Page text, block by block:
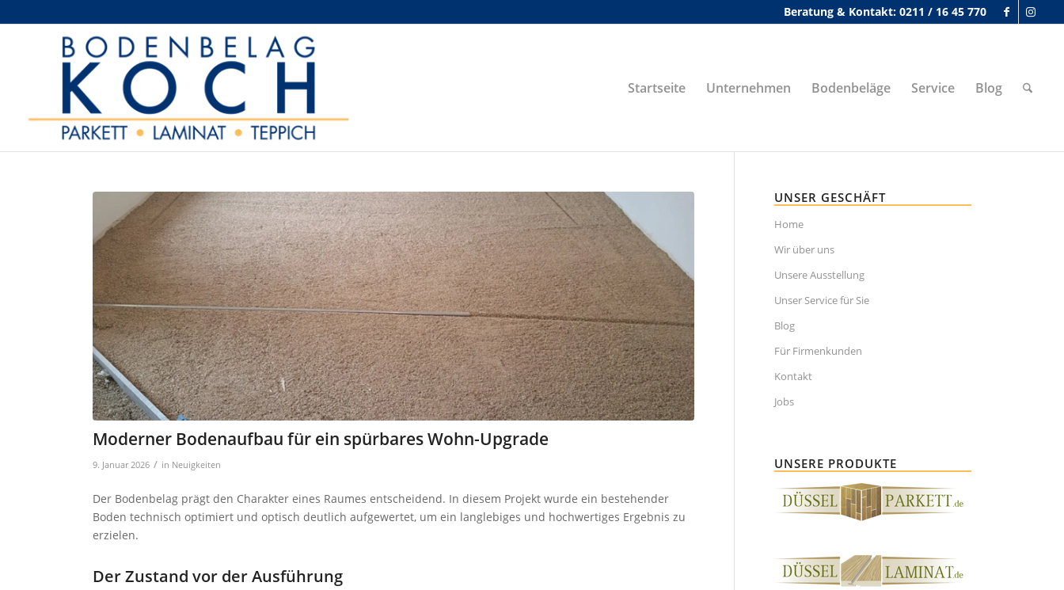
Beratung & Kontakt: 0211 / 16 45 770
Startseite Unternehmen Bodenbeläge Service Blog
Moderner Bodenaufbau für ein spürbares Wohn-Upgrade
9. Januar 2026 / in Neuigkeiten
Der Bodenbelag prägt den Charakter eines Raumes entscheidend. In diesem Projekt wurde ein bestehender
Boden technisch optimiert und optisch deutlich aufgewertet, um ein langlebiges und hochwertiges Ergebnis zu
erzielen.
Der Zustand vor der Ausführung
UNSER GESCHÄFT
Home
Wir über uns
Unsere Ausstellung
Unser Service für Sie
Blog
Für Firmenkunden
Kontakt
Jobs
UNSERE PRODUKTE